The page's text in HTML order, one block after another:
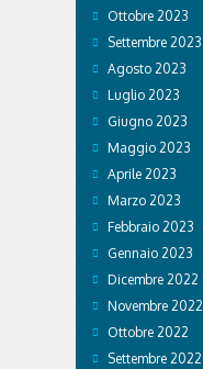
Ottobre 2023
Settembre 2023
Agosto 2023
Luglio 2023
Giugno 2023
Maggio 2023
Aprile 2023
Marzo 2023
Febbraio 2023
Gennaio 2023
Dicembre 2022
Novembre 2022
Ottobre 2022
Settembre 2022